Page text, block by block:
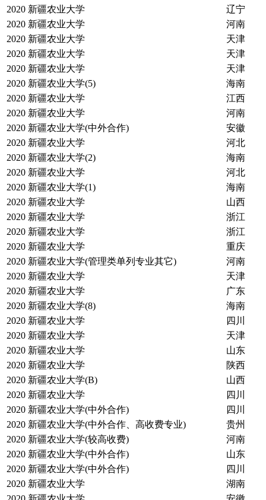
2020 新疆农业大学
辽宁
2020 新疆农业大学
河南
2020 新疆农业大学
天津
2020 新疆农业大学
天津
2020 新疆农业大学
天津
2020 新疆农业大学(5)
海南
2020 新疆农业大学
江西
2020 新疆农业大学
河南
2020 新疆农业大学(中外合作)
安徽
2020 新疆农业大学
河北
2020 新疆农业大学(2)
海南
2020 新疆农业大学
河北
2020 新疆农业大学(1)
海南
2020 新疆农业大学
山西
2020 新疆农业大学
浙江
2020 新疆农业大学
浙江
2020 新疆农业大学
重庆
2020 新疆农业大学(管理类单列专业其它)
河南
2020 新疆农业大学
天津
2020 新疆农业大学
广东
2020 新疆农业大学(8)
海南
2020 新疆农业大学
四川
2020 新疆农业大学
天津
2020 新疆农业大学
山东
2020 新疆农业大学
陕西
2020 新疆农业大学(B)
山西
2020 新疆农业大学
四川
2020 新疆农业大学(中外合作)
四川
2020 新疆农业大学(中外合作、高收费专业)
贵州
2020 新疆农业大学(较高收费)
河南
2020 新疆农业大学(中外合作)
山东
2020 新疆农业大学(中外合作)
四川
2020 新疆农业大学
湖南